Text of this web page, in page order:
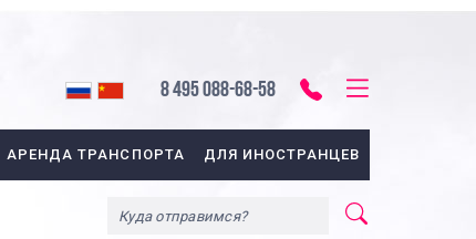
8 495 088-68-58
АРЕНДА ТРАНСПОРТА ДЛЯ ИНОСТРАНЦЕВ